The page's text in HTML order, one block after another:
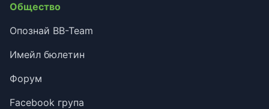
Общество
Опознай BB-Team
Имейл бюлетин
Форум
Facebook група